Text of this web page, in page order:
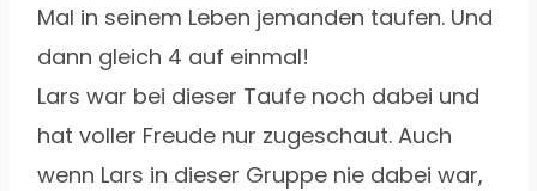
Mal in seinem Leben jemanden taufen. Und
dann gleich 4 auf einmal!
Lars war bei dieser Taufe noch dabei und
hat voller Freude nur zugeschaut. Auch
wenn Lars in dieser Gruppe nie dabei war,